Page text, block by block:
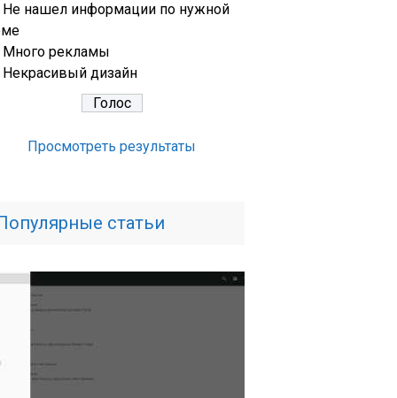
Не нашел информации по нужной
Много рекламы
Некрасивый дизайн
Просмотреть результаты
статьи